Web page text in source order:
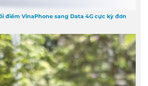
điểm VinaPhone sang Data 4G cực kỳ đơn